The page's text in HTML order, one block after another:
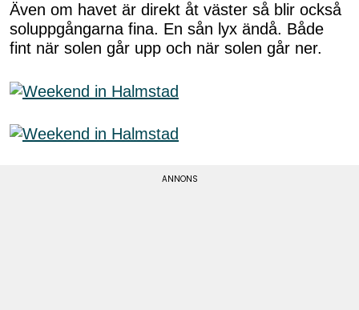
Även om havet är direkt åt väster så blir också
soluppgångarna fina. En sån lyx ändå. Både
fint när solen går upp och när solen går ner.